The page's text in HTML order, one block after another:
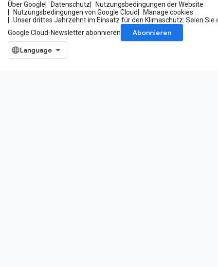
Über Google Datenschutz
Nutzungsbedingungen der Website
Nutzungsbedingungen von Google Cloud
Manage cookies
Unser drittes Jahrzehnt im Einsatz für den Klimaschutz: Seien Sie
Google Cloud-Newsletter abonnieren
Abonnieren